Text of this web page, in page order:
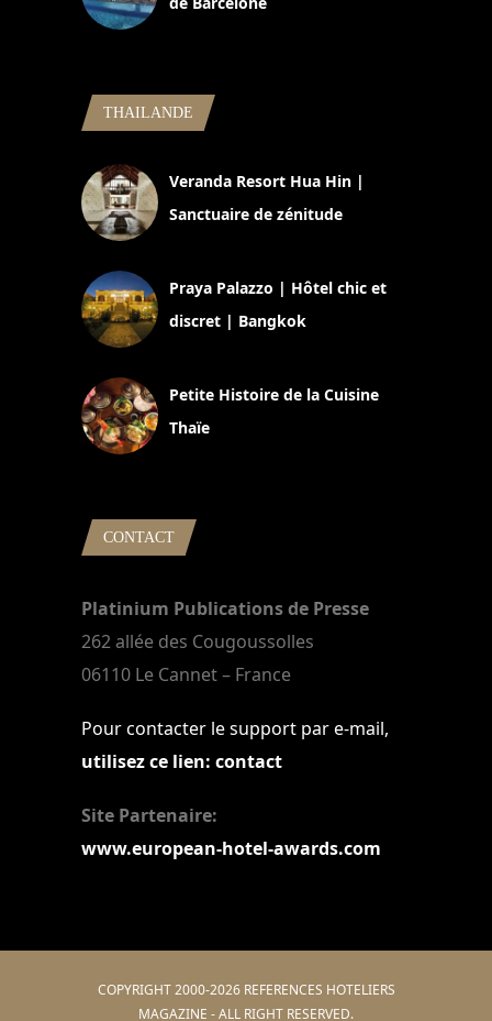
THAILANDE
Veranda Resort Hua Hin |
Sanctuaire de zénitude
Praya Palazzo | Hôtel chic et
discret | Bangkok
Petite Histoire de la Cuisine
Thaïe
CONTACT
Platinium Publications de Presse
262 allée des Cougoussolles
06110 Le Cannet – France
Pour contacter le support par e-mail,
utilisez ce lien: contact
Site Partenaire:
www.european-hotel-awards.com
COPYRIGHT 2000-2026 REFERENCES HOTELIERS
MAGAZINE - ALL RIGHT RESERVED.